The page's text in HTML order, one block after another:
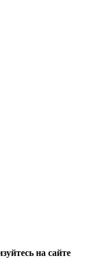
на сайте